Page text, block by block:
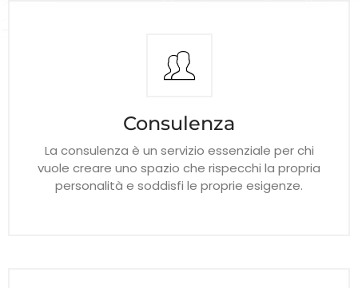
Consulenza
La consulenza è un servizio essenziale per chi
vuole creare uno spazio che rispecchi la propria
personalità e soddisfi le proprie esigenze.